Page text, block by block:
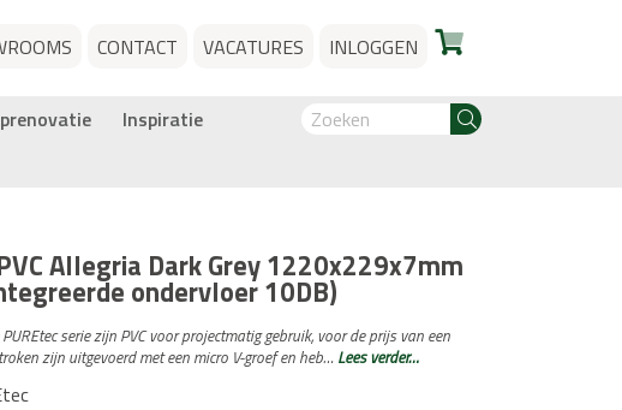
CONTACT VACATURES INLOGGEN
Inspiratie
Allegria Dark Grey 1220x229x7mm
ondervloer 10DB)
serie zijn PVC voor projectmatig gebruik, voor de prijs van een
zijn uitgevoerd met een micro V-groef en heb… Lees verder…